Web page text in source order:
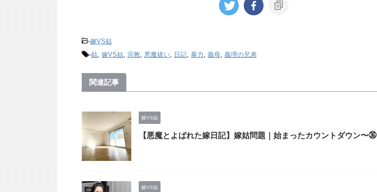
-嫁VS姑
-姑 嫁VS姑 宗教 悪魔祓い 日記 暴力 義母 義理の兄弟
関連記事
嫁VS姑
【悪魔とよばれた嫁日記】嫁姑問題｜始まったカウントダウン〜㊱
嫁VS姑